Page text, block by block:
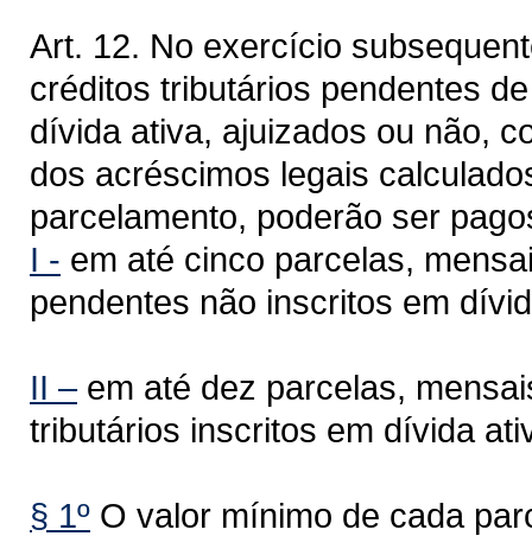
Art. 12. No exercício
créditos tributários pendentes
dívida ativa, ajuizados ou não,
dos acréscimos legais
parcelamento, poderão ser
I - em até cinco parcelas,
pendentes não inscritos em
II –em até dez parcelas,
tributários inscritos em dívida
§ 1º O valor mínimo de cada